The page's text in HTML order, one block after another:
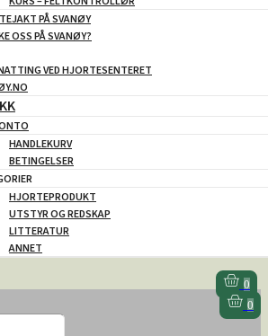
PÅ SVANØY
OSS PÅ SVANØY?
VED HJORTESENTERET
HANDLEKURV
BETINGELSER
HJORTEPRODUKT
UTSTYR OG REDSKAP
LITTERATUR
ANNET
0
0